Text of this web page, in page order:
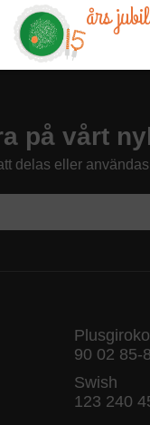
års
på vårt
delas eller
90 02 85-8
Swish
123 240